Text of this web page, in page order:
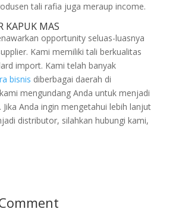
tali rafia juga meraup income.
KAPUK MAS
opportunity seluas-luasnya
Kami memiliki tali berkualitas
import. Kami telah banyak
bisnis diberbagai daerah di
mengundang Anda untuk menjadi
Anda ingin mengetahui lebih lanjut
distributor, silahkan hubungi kami,